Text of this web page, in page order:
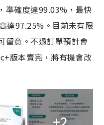
準確度達99.03%，最快
達97.25%。目前未有限
留意。不過訂單預計會
版本賣完，將有機會改